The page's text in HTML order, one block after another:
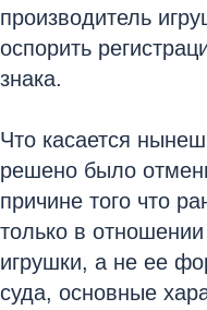
производитель
оспорить
знака.
Что касается
решено было
причине того что
только в
игрушки, а не ее
суда, основные